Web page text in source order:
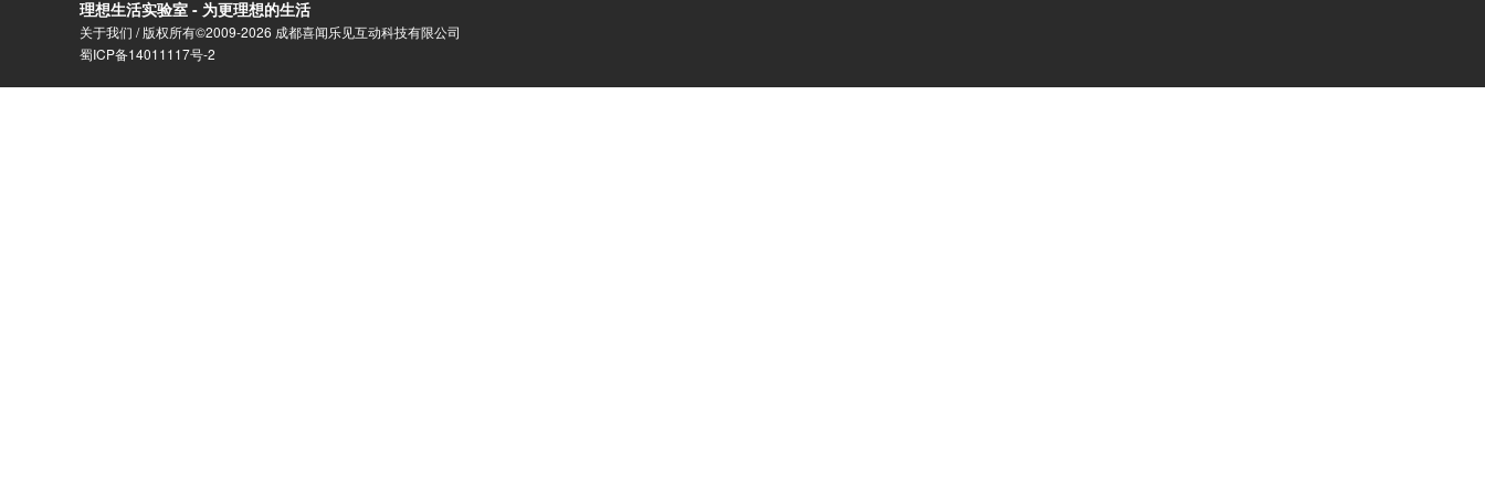
理想生活实验室 - 为更理想的生活
关于我们 / 版权所有©2009-2026 成都喜闻乐见互动科技有限公司
蜀ICP备14011117号-2